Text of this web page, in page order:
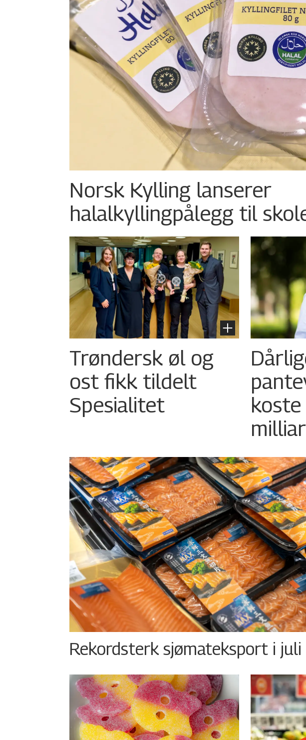
Norsk Kylling lanserer
halalkylling­pålegg til
Trøndersk øl og
ost fikk tildelt
Spesialitet
koste
Rekordsterk sjømateksport i juli